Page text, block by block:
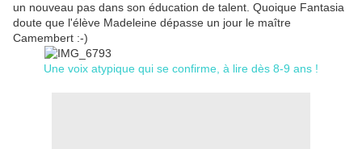
un nouveau pas dans son éducation de talent. Quoique Fantasia
doute que l'élève Madeleine dépasse un jour le maître
Camembert :-)
Une voix atypique qui se confirme, à lire dès 8-9 ans !